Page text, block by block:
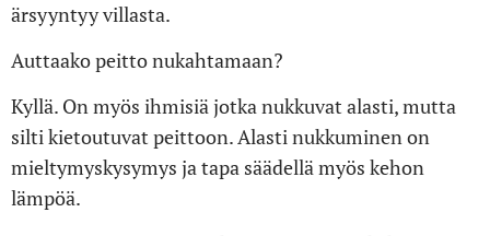
ärsyyntyy villasta.
Auttaako peitto nukahtamaan?
Kyllä. On myös ihmisiä jotka nukkuvat alasti, mutta
silti kietoutuvat peittoon. Alasti nukkuminen on
mieltymyskysymys ja tapa säädellä myös kehon
lämpöä.